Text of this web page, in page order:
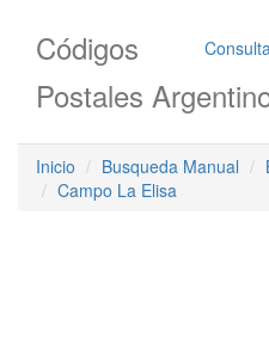
Códigos
Postales
Inicio Busqueda Manual
Campo La Elisa